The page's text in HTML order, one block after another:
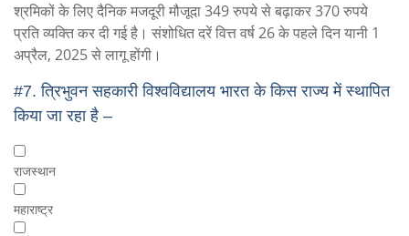
श्रमिकों के लिए दैनिक मजदूरी मौजूदा 349 रुपये से बढ़ाकर 370 रुपये
प्रति व्यक्ति कर दी गई है। संशोधित दरें वित्त वर्ष 26 के पहले दिन यानी 1
अप्रैल, 2025 से लागू होंगी।
#7. त्रिभुवन सहकारी विश्वविद्यालय भारत के किस राज्य में स्थापित
किया जा रहा है –
राजस्थान
महाराष्ट्र